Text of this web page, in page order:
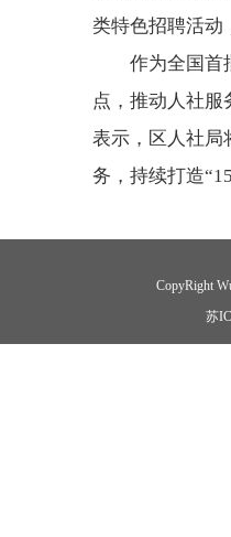
类特色招聘活动
作为全国首
点，推动人社
表示，区人社局
务，持续打造
CopyRight
苏